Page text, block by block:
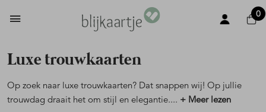
0
Luxe trouwkaarten
Op zoek naar luxe trouwkaarten? Dat snappen wij! Op jullie
trouwdag draait het om stijl en elegantie.... + Meer lezen